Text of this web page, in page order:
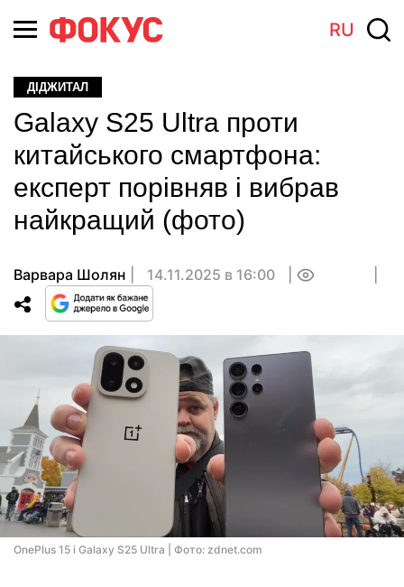
RU
ДІДЖИТАЛ
Galaxy S25 Ultra проти
китайського смартфона:
експерт порівняв і вибрав
найкращий (фото)
Варвара Шолян 14.11.2025 в 16:00
OnePlus 15 і Galaxy S25 Ultra | Фото: zdnet.com